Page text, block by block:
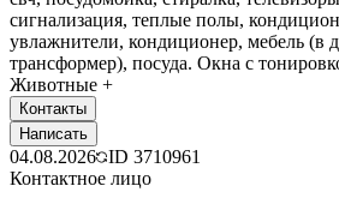
сигнализация, теплые полы,
увлажнители, кондиционер, мебель (в
трансформер), посуда. Окна с
Животные +
Контакты
Написать
04.08.2026 ID 3710961
Контактное лицо